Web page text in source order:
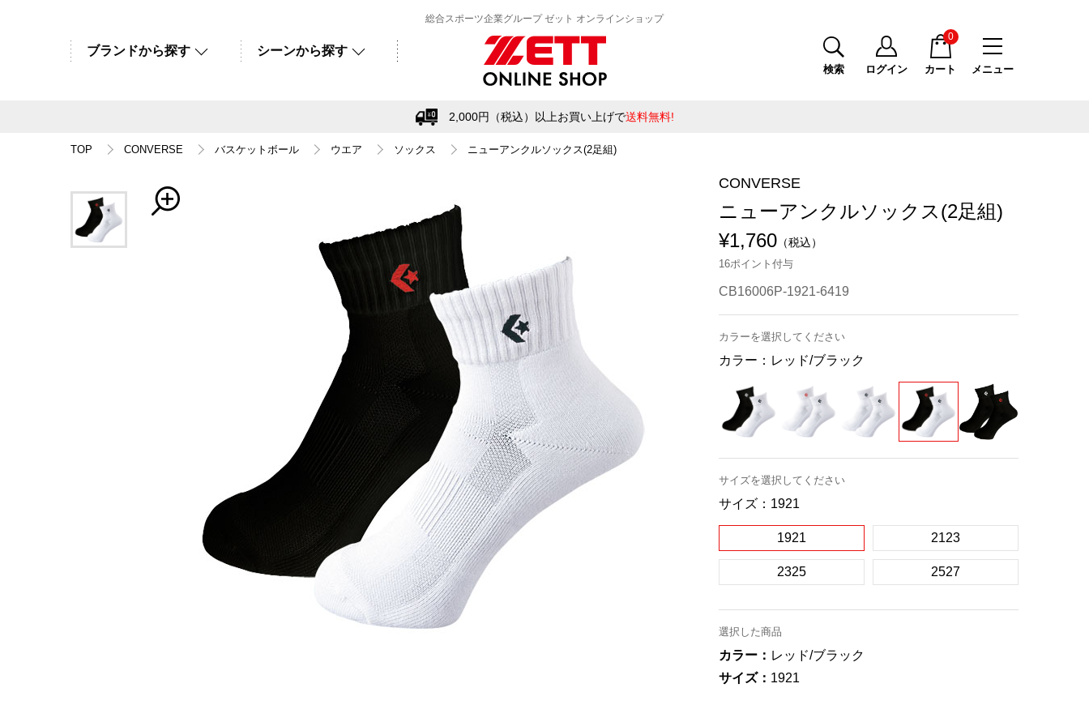
総合スポーツ企業グループ ゼット オンラインショップ
ブランドから探す シーンから探す
メニュー
検索 ログイン カート
0
2,000円（税込）以上お買い上げで送料無料!
TOP CONVERSE バスケットボール ウエア ソックス ニューアンクルソックス(2足組)
CONVERSE
ニューアンクルソックス(2足組)
¥1,760 （税込）
16ポイント付与
CB16006P-1921-6419
カラーを選択してください
カラー： レッド/ブラック
サイズを選択してください
サイズ： 1921
1921 2123
2325 2527
選択した商品
カラー： レッド/ブラック
サイズ： 1921